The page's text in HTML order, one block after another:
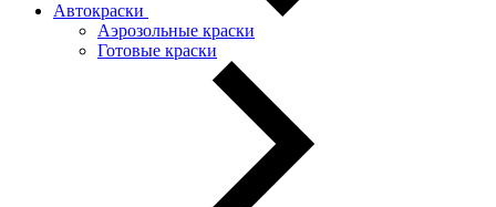
Автокраски
Аэрозольные краски
Готовые краски